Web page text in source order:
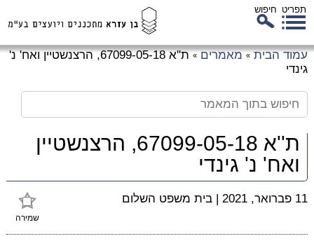
תפריט חיפוש
עמוד הבית » מאמרים »
ת''א 67099-05-18, הרצנשטיין ואח' נ'
גינדי
ת''א 67099-05-18, הרצנשטיין
ואח' נ' גינדי
שמירה
11 פברואר, 2021 | בית משפט השלום